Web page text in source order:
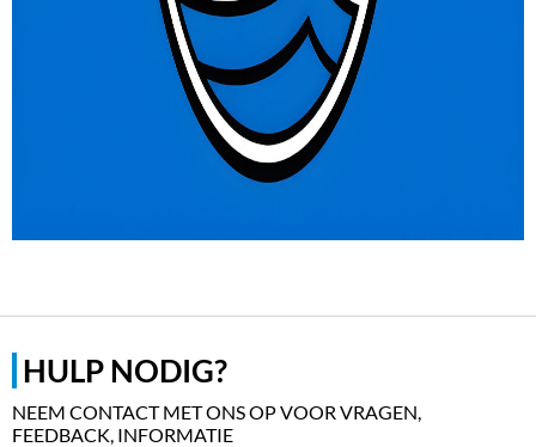
HULP NODIG?
NEEM CONTACT MET ONS OP VOOR VRAGEN,
FEEDBACK, INFORMATIE